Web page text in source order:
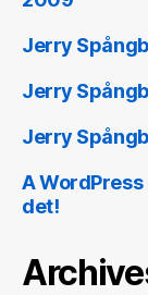
Jerry
Jerry
Jerry
A
det!